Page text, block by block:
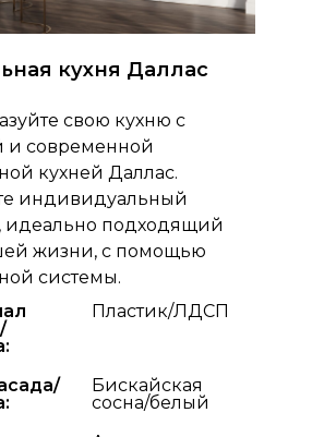
кухня Даллас
свою кухню с
и современной
кухней Даллас.
индивидуальный
идеально подходящий
жизни, с помощью
системы.
Бискайская
сосна/белый
Пластик/ЛДСП